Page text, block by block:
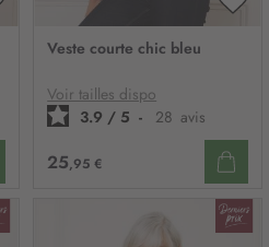
D’ENVIE
Veste courte chic bleu
Voir tailles dispo
3.9 / 5 - 28 avis
25,95 €